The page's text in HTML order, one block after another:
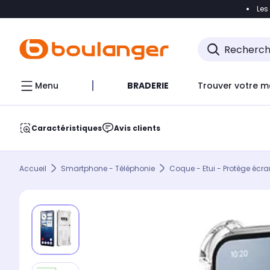
Accéder
Menu BRADERIE Trouver votre
Caractéristiques Avis clients
Accueil Smartphone - Téléphonie Coque - Etui - Protège